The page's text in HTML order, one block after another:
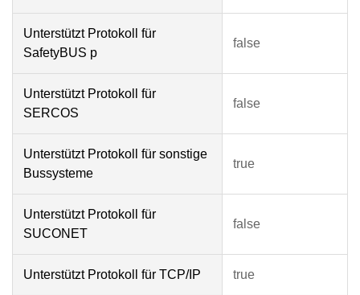
Unterstützt Protokoll für
SafetyBUS p
false
Unterstützt Protokoll für
SERCOS
false
Unterstützt Protokoll für sonstige
Bussysteme
true
Unterstützt Protokoll für
SUCONET
false
Unterstützt Protokoll für TCP/IP true